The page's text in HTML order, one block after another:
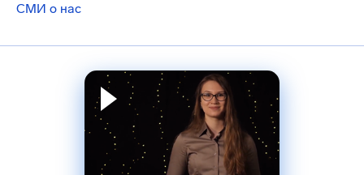
СМИ о нас